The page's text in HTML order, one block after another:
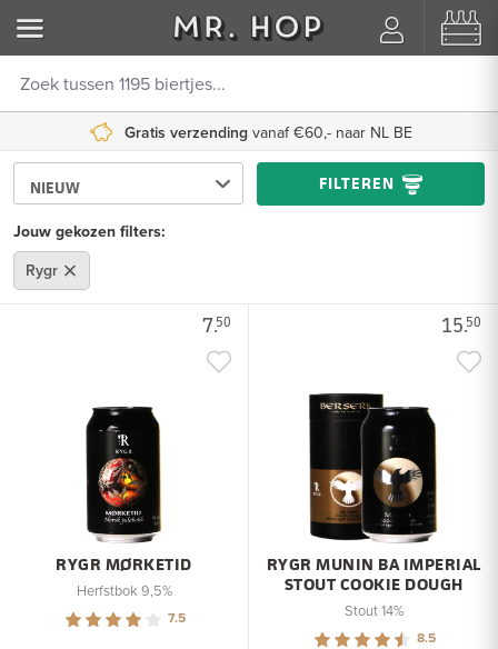
Gratis verzending vanaf €60,- naar NL BE
FILTEREN
Jouw gekozen filters:
Rygr
7.50
RYGR MØRKETID
Herfstbok 9,5%
7.5
15.50
RYGR MUNIN BA IMPERIAL
STOUT COOKIE DOUGH
Stout 14%
8.5